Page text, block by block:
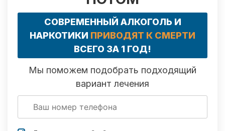
СОВРЕМЕННЫЙ АЛКОГОЛЬ И
НАРКОТИКИ ПРИВОДЯТ К СМЕРТИ
ВСЕГО ЗА 1 ГОД!
Мы поможем подобрать подходящий
вариант лечения